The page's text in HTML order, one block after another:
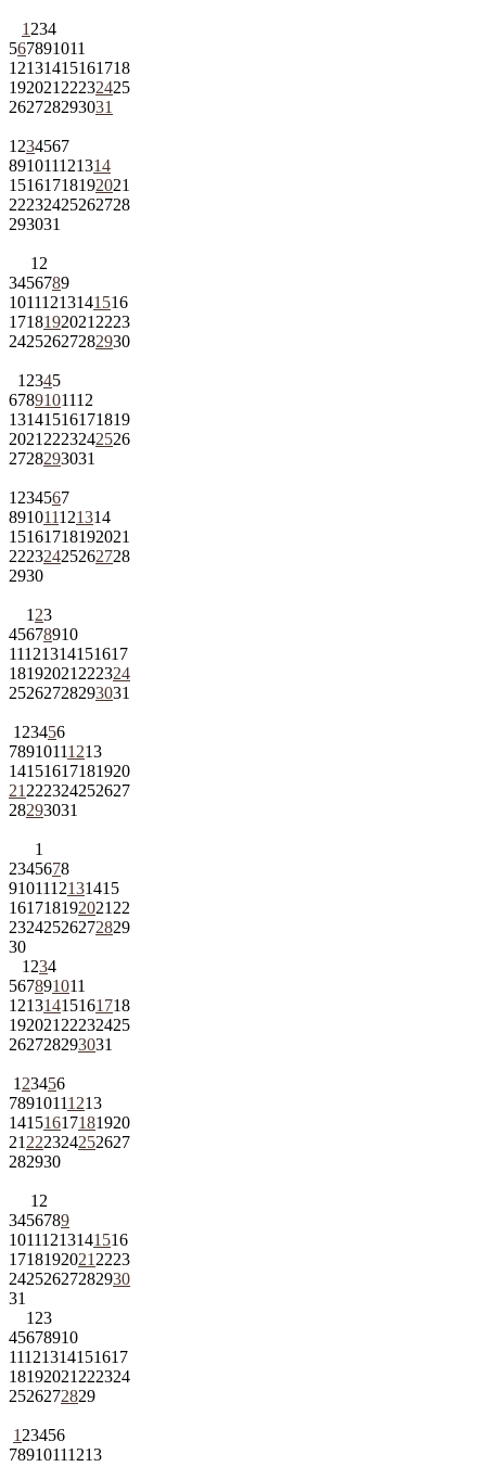
1 234
567891011
12131415161718
192021 22232425
262728293031
1 234567
891011121314
15161718192021
22232425262728
293031
1 2
3456789
10111213141516
1718192021 2223
24252627282930
1 2345
6789101112
13141516171819
2021 2223242526
2728293031
1 234567
891011121314
15161718192021
22232425262728
2930
1 23
45678910
11121314151617
18192021 222324
25262728293031
1 23456
78910111213
14151617181920
21 222324252627
28293031
1
2345678
9101112131415
161718192021 22
23242526272829
30
1 234
567891011
12131415161718
192021 22232425
262728293031
1 23456
78910111213
14151617181920
21 222324252627
282930
1 2
3456789
10111213141516
1718192021 2223
24252627282930
31
1 23
45678910
11121314151617
18192021 222324
2526272829
1 23456
78910111213